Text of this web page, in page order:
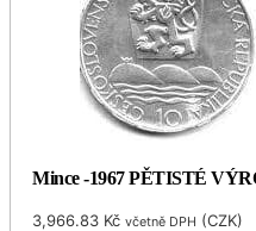
Mince -1967 PĚTISTÉ
3,966.83 Kč včetně DPH (CZK)